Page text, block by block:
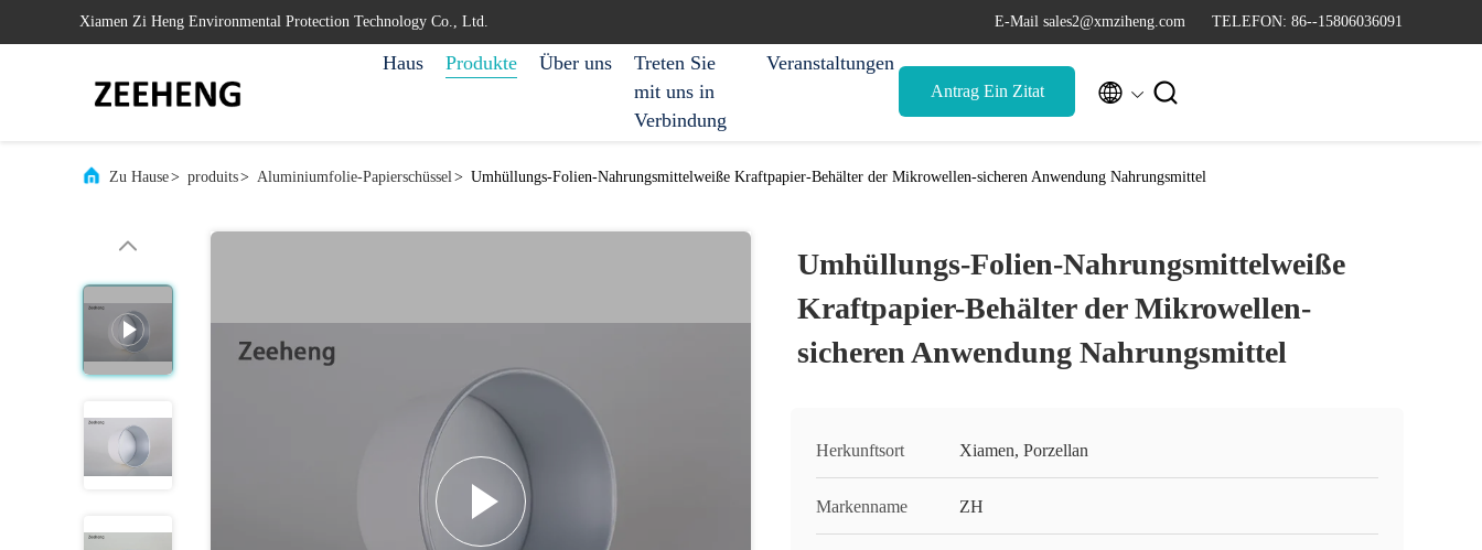
Xiamen Zi Heng Environmental Protection Technology Co., Ltd. E-Mail sales2@xmziheng.com TELEFON: 86--15806036091
Haus Produkte Über uns
Treten Sie
mit uns in
Verbindung
Veranstaltungen
Antrag Ein Zitat  
Zu Hause> produits> Aluminiumfolie-Papierschüssel> Umhüllungs-Folien-Nahrungsmittelweiße Kraftpapier-Behälter der Mikrowellen-sicheren Anwendung Nahrungsmittel
Umhüllungs-Folien-Nahrungsmittelweiße
Kraftpapier-Behälter der Mikrowellen-
sicheren Anwendung Nahrungsmittel
Herkunftsort Xiamen, Porzellan
Markenname ZH